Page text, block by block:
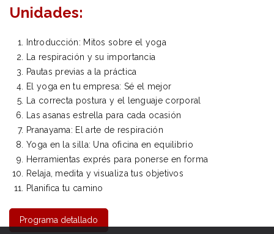
Unidades:
Introducción: Mitos sobre el yoga
La respiración y su importancia
Pautas previas a la práctica
El yoga en tu empresa: Sé el mejor
La correcta postura y el lenguaje corporal
Las asanas estrella para cada ocasión
Pranayama: El arte de respiración
Yoga en la silla: Una oficina en equilibrio
Herramientas exprés para ponerse en forma
Relaja, medita y visualiza tus objetivos
Planifica tu camino
Programa detallado